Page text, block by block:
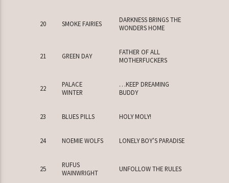
20 SMOKE FAIRIES
DARKNESS BRINGS THE
WONDERS HOME
21 GREEN DAY
FATHER OF ALL
MOTHERFUCKERS
22
PALACE
WINTER
…KEEP DREAMING
BUDDY
23 BLUES PILLS HOLY MOLY!
24 NOEMIE WOLFS LONELY BOY’S PARADISE
25
RUFUS
WAINWRIGHT
UNFOLLOW THE RULES